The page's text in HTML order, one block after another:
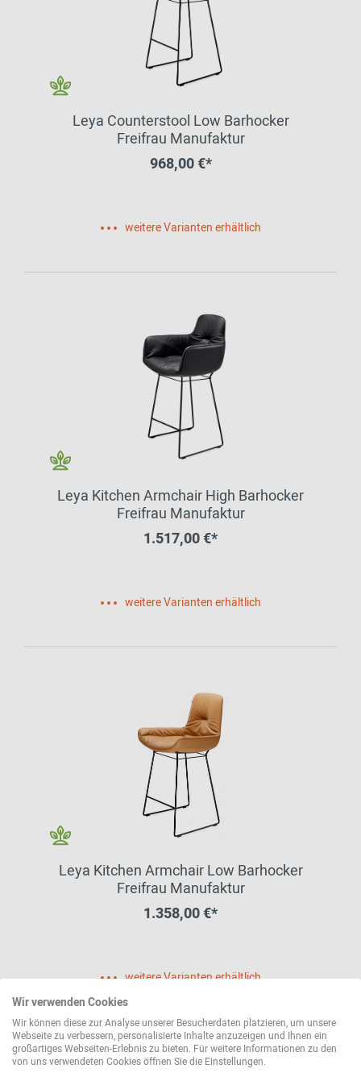
Leya Counterstool Low Barhocker
Freifrau Manufaktur
968,00 €*
weitere Varianten erhältlich
Leya Kitchen Armchair High Barhocker
Freifrau Manufaktur
1.517,00 €*
weitere Varianten erhältlich
Leya Kitchen Armchair Low Barhocker
Freifrau Manufaktur
1.358,00 €*
weitere Varianten erhältlich
Wir verwenden Cookies
Wir können diese zur Analyse unserer Besucherdaten platzieren, um unsere
Webseite zu verbessern, personalisierte Inhalte anzuzeigen und Ihnen ein
großartiges Webseiten-Erlebnis zu bieten. Für weitere Informationen zu den
von uns verwendeten Cookies öffnen Sie die Einstellungen.